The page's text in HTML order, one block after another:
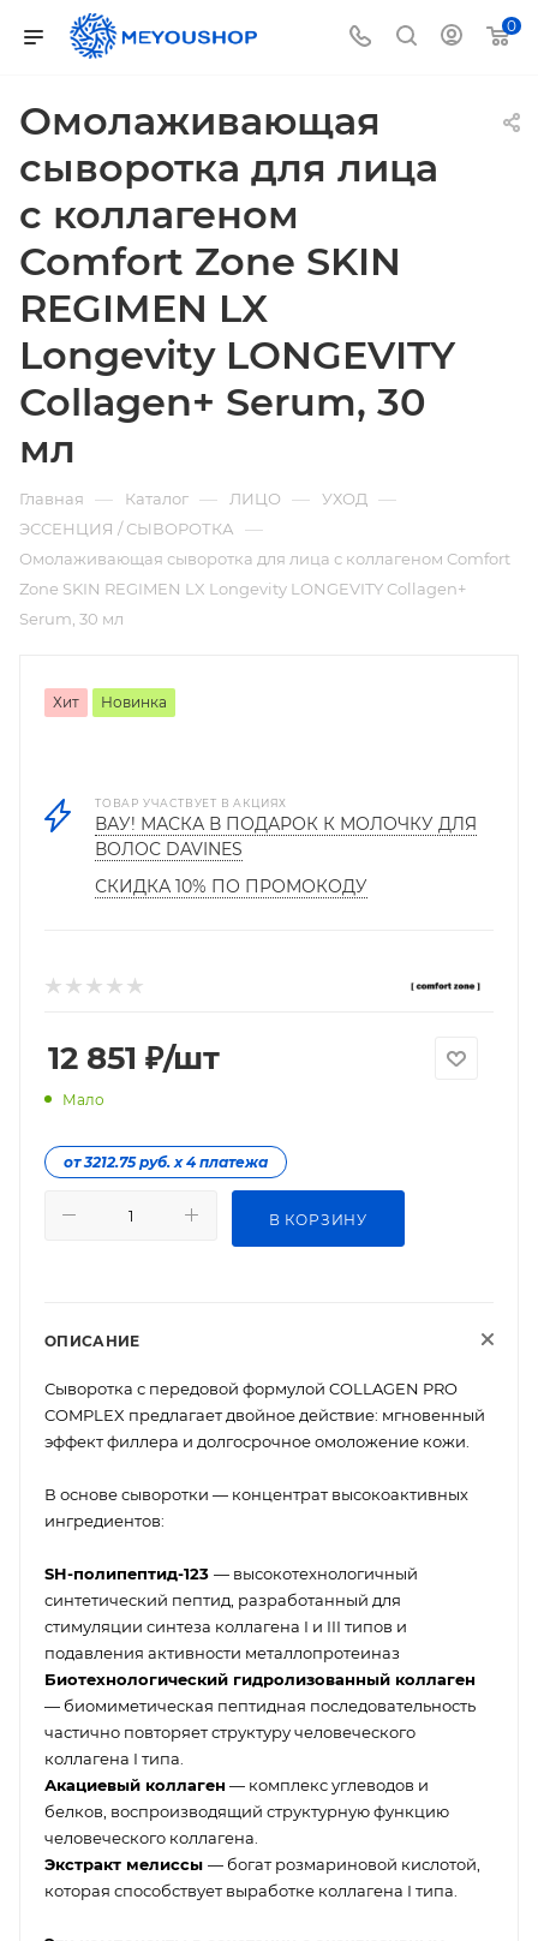
0
Омолаживающая
сыворотка для лица
с коллагеном
Comfort Zone SKIN
REGIMEN LX
Longevity LONGEVITY
Collagen+ Serum, 30
мл
Главная — Каталог — ЛИЦО — УХОД —
ЭССЕНЦИЯ / СЫВОРОТКА —
Омолаживающая сыворотка для лица с коллагеном Comfort
Zone SKIN REGIMEN LX Longevity LONGEVITY Collagen+
Serum, 30 мл
Хит Новинка
ТОВАР УЧАСТВУЕТ В АКЦИЯХ
ВАУ! МАСКА В ПОДАРОК К МОЛОЧКУ ДЛЯ
ВОЛОС DAVINES
СКИДКА 10% ПО ПРОМОКОДУ
12 851 ₽/шт
Мало
от 3212.75 руб. х 4 платежа
В КОРЗИНУ
ОПИСАНИЕ
Сыворотка с передовой формулой COLLAGEN PRO
COMPLEX предлагает двойное действие: мгновенный
эффект филлера и долгосрочное омоложение кожи.
В основе сыворотки — концентрат высокоактивных
ингредиентов:
SH-полипептид-123 — высокотехнологичный
синтетический пептид, разработанный для
стимуляции синтеза коллагена I и III типов и
подавления активности металлопротеиназ
Биотехнологический гидролизованный коллаген
— биомиметическая пептидная последовательность
частично повторяет структуру человеческого
коллагена I типа.
Акациевый коллаген — комплекс углеводов и
белков, воспроизводящий структурную функцию
человеческого коллагена.
Экстракт мелиссы — богат розмариновой кислотой,
которая способствует выработке коллагена I типа.